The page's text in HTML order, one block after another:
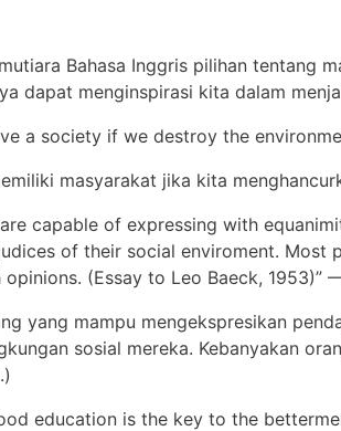
Bahasa Inggris pilihan tentang
dapat menginspirasi kita dalam
a society if we destroy the
masyarakat jika kita
capable of expressing with
of their social enviroment. Most
(Essay to Leo Baeck, 1953)”
yang mampu mengekspresikan
sosial mereka. Kebanyakan
education is the key to the